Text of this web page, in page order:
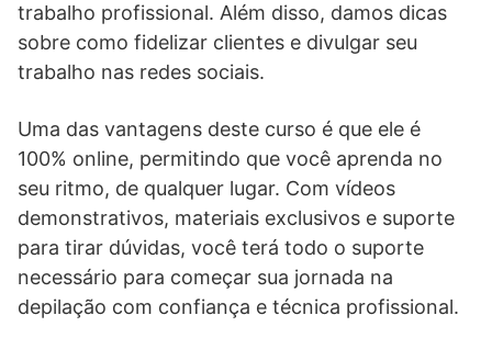
trabalho profissional. Além disso, damos dicas
sobre como fidelizar clientes e divulgar seu
trabalho nas redes sociais.
Uma das vantagens deste curso é que ele é
100% online, permitindo que você aprenda no
seu ritmo, de qualquer lugar. Com vídeos
demonstrativos, materiais exclusivos e suporte
para tirar dúvidas, você terá todo o suporte
necessário para começar sua jornada na
depilação com confiança e técnica profissional.